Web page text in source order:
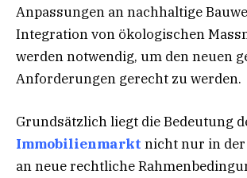
Anpassungen an nachhaltige
Integration von ökologischen
werden notwendig, um den neuen
Anforderungen gerecht zu werden.
Grundsätzlich liegt die Bedeutung
Immobilienmarkt nicht nur in
an neue rechtliche